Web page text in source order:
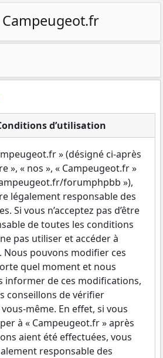
Campeugeot.fr
d’utilisation
» (désigné ci-après
», « nos », « Campeugeot.fr »
forumphpbb »),
légalement responsable des
Si vous n’acceptez pas d’être
de toutes les conditions
pas utiliser et accéder à
Nous pouvons modifier ces
quel moment et nous
informer de ces modifications,
conseillons de vérifier
même. En effet, si vous
à « Campeugeot.fr » après
aient été effectuées, vous
responsable des